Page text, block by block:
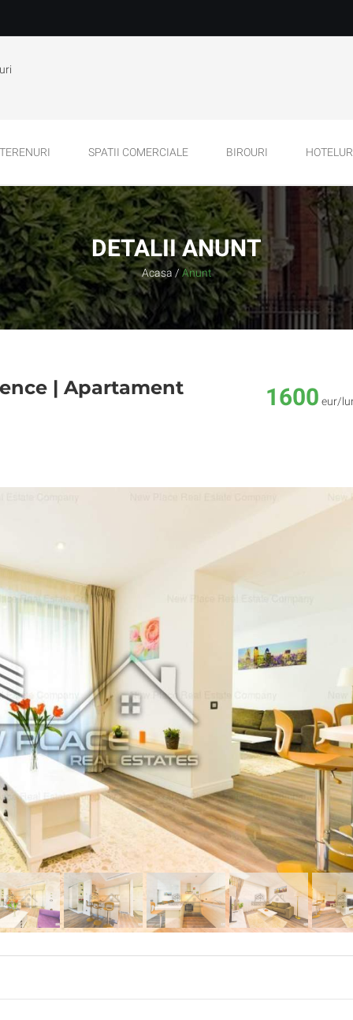
TERENURI SPATII COMERCIALE BIROURI
DETALII ANUNT
Acasa / Anunt
| Apartament 1600 eur/